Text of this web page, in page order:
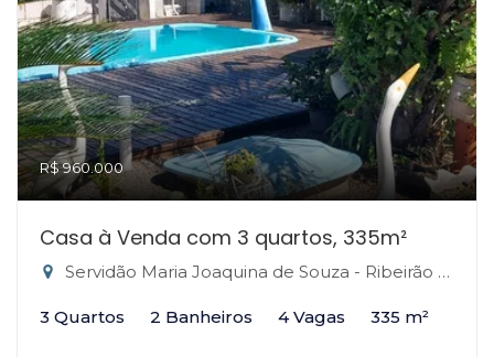
R$ 960.000
Casa à Venda com 3 quartos, 335m²
Servidão Maria Joaquina de Souza - Ribeirão da Ilha, Florianópolis-SC
3 Quartos 2 Banheiros 4 Vagas 335 m²